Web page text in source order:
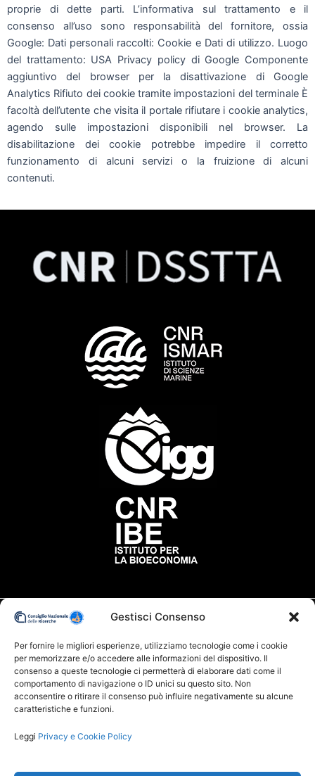
Gestisci Consenso
Per fornire le migliori esperienze, utilizziamo tecnologie come i cookie
per memorizzare e/o accedere alle informazioni del dispositivo. Il
consenso a queste tecnologie ci permetterà di elaborare dati come il
comportamento di navigazione o ID unici su questo sito. Non
acconsentire o ritirare il consenso può influire negativamente su alcune
caratteristiche e funzioni.
Leggi Privacy e Cookie Policy
proprie di dette parti. L’informativa sul trattamento e il
consenso all’uso sono responsabilità del fornitore, ossia
Google: Dati personali raccolti: Cookie e Dati di utilizzo. Luogo
del trattamento: USA Privacy policy di Google Componente
aggiuntivo del browser per la disattivazione di Google
Analytics Rifiuto dei cookie tramite impostazioni del terminale È
facoltà dell’utente che visita il portale rifiutare i cookie analytics,
agendo sulle impostazioni disponibili nel browser. La
disabilitazione dei cookie potrebbe impedire il corretto
funzionamento di alcuni servizi o la fruizione di alcuni
contenuti.
Via G. Moruzzi n.1, 56124 Pisa-Italia
Mail: info@brp.cnr.it